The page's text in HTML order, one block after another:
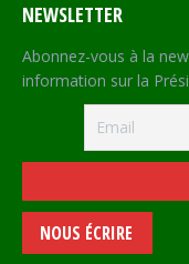
NEWSLETTER
Abonnez-vous à la
information sur la
NOUS ÉCRIRE